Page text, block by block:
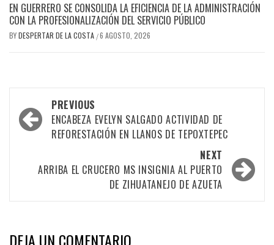
EN GUERRERO SE CONSOLIDA LA EFICIENCIA DE LA ADMINISTRACIÓN
CON LA PROFESIONALIZACIÓN DEL SERVICIO PÚBLICO
BYDESPERTAR DE LA COSTA /6 AGOSTO, 2026
Post
navigation
PREVIOUS
ENCABEZA EVELYN SALGADO ACTIVIDAD DE
REFORESTACIÓN EN LLANOS DE TEPOXTEPEC
NEXT
ARRIBA EL CRUCERO MS INSIGNIA AL PUERTO
DE ZIHUATANEJO DE AZUETA
DEJA UN COMENTARIO